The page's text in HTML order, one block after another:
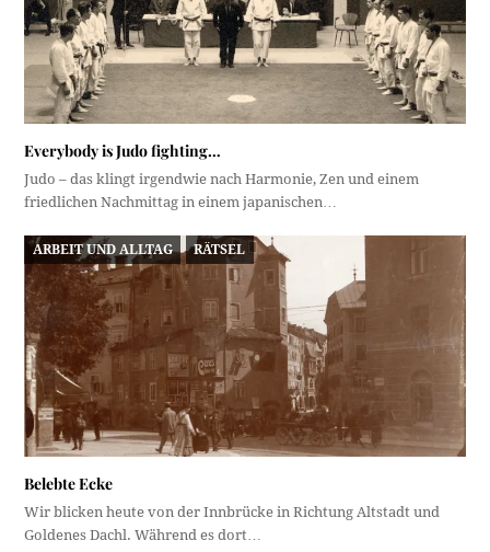
Everybody is Judo fighting…
Judo – das klingt irgendwie nach Harmonie, Zen und einem
friedlichen Nachmittag in einem japanischen…
ARBEIT UND ALLTAG RÄTSEL
Belebte Ecke
Wir blicken heute von der Innbrücke in Richtung Altstadt und
Goldenes Dachl. Während es dort…